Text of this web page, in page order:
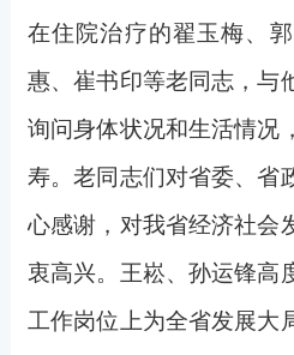
在住院治疗的翟玉梅、
惠、崔书印等老同志，与
询问身体状况和生活情况
寿。老同志们对省委、省
心感谢，对我省经济社会
衷高兴。王崧、孙运锋高
工作岗位上为全省发展大